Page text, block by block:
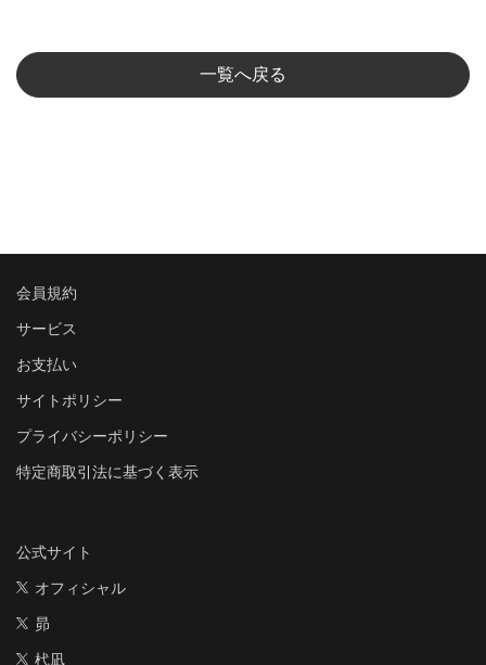
一覧へ戻る
会員規約
サービス
お支払い
サイトポリシー
プライバシーポリシー
特定商取引法に基づく表示
公式サイト
オフィシャル
昴
杙凪